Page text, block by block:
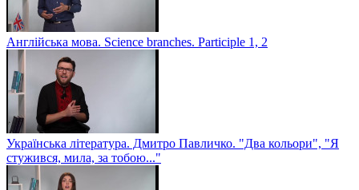
Англійська мова. Sсience branches. Participle 1, 2
Українська література. Дмитро Павличко. "Два кольори", "Я
стужився, мила, за тобою..."